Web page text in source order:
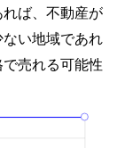
ば、不動産が
い地域であれ
売れる可能性